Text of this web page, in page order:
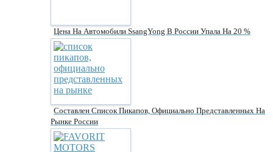
Цена На Автомобили SsangYong В России Упала На 20 %
Составлен Список Пикапов, Официально Представленных На
Рынке России